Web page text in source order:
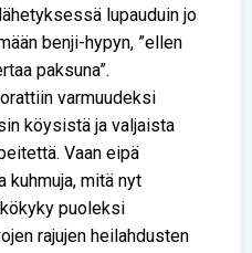
lupauduin jo
benji-hypyn, ”ellen
paksuna”.
varmuudeksi
köysistä ja valjaista
Vaan eipä
kuhmuja, mitä nyt
puoleksi
rajujen heilahdusten